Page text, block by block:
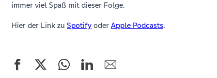
immer viel Spaß mit dieser Folge.
Hier der Link zu Spotify oder Apple Podcasts.